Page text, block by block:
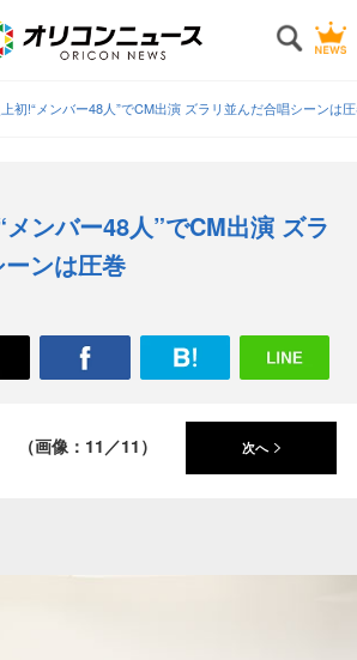
初!“メンバー48人”でCM出演 ズラリ並んだ合唱シーンは
ンバー48人”でCM出演 ズラ
ンは圧巻
（画像：11／11） 次へ